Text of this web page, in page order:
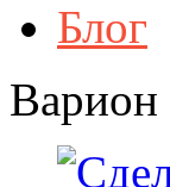
Блог
Варион